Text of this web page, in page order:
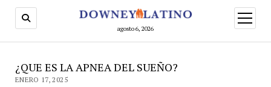
agosto 6, 2026
abrir
menú
¿QUE ES LA APNEA DEL SUEÑO?
ENERO 17, 2025